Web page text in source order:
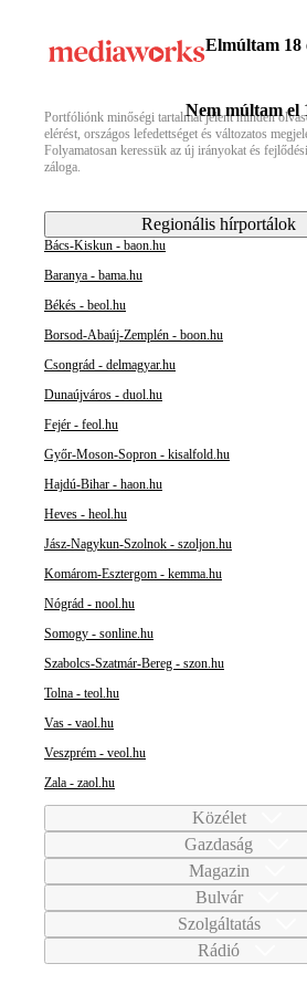
Elmúltam 18
Nem múltam el
Portfóliónk minőségi tartalmat jelent minden
elérést, országos lefedettséget és változatos
Folyamatosan keressük az új irányokat és
záloga.
Regionális hírportálok
Bács-Kiskun - baon.hu
Baranya - bama.hu
Békés - beol.hu
Borsod-Abaúj-Zemplén - boon.hu
Csongrád - delmagyar.hu
Dunaújváros - duol.hu
Fejér - feol.hu
Győr-Moson-Sopron - kisalfold.hu
Hajdú-Bihar - haon.hu
Heves - heol.hu
Jász-Nagykun-Szolnok - szoljon.hu
Komárom-Esztergom - kemma.hu
Nógrád - nool.hu
Somogy - sonline.hu
Szabolcs-Szatmár-Bereg - szon.hu
Tolna - teol.hu
Vas - vaol.hu
Veszprém - veol.hu
Zala - zaol.hu
Közélet
Gazdaság
Magazin
Bulvár
Szolgáltatás
Rádió